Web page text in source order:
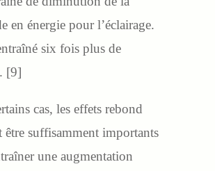
en énergie pour l’éclairage.
six fois plus de
[9]
cas, les effets rebond
être suffisamment importants
une augmentation